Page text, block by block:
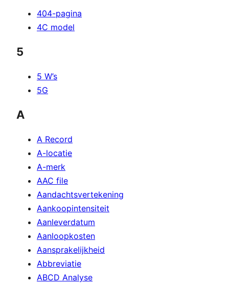
404-pagina
4C model
5
5 W’s
5G
A
A Record
A-locatie
A-merk
AAC file
Aandachtsvertekening
Aankoopintensiteit
Aanleverdatum
Aanloopkosten
Aansprakelijkheid
Abbreviatie
ABCD Analyse